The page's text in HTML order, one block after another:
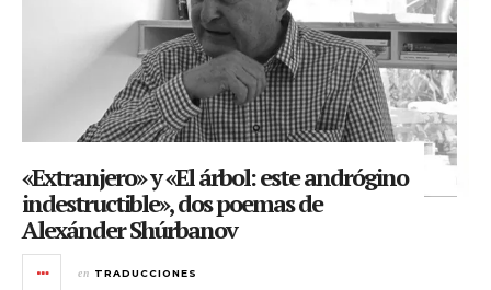
«Extranjero» y «El árbol: este andrógino
indestructible», dos poemas de
Alexánder Shúrbanov
en TRADUCCIONES